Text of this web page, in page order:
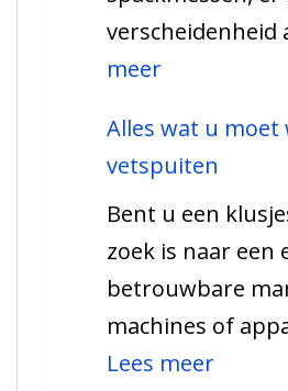
verscheidenheid
meer:
wat
u
moet
weten
over
Alles wat u moet
vetspuiten
Bent u een
zoek is naar een
betrouwbare
machines of
Lees meer: